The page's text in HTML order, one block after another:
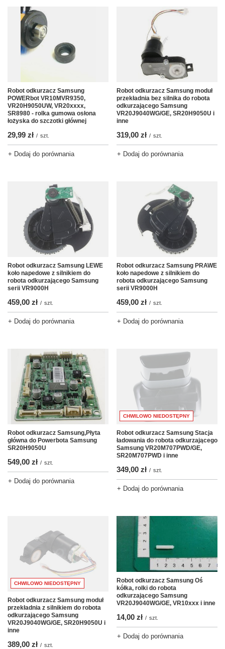
Robot odkurzacz Samsung
POWERbot VR10MVR9350,
VR20H9050UW, VR20xxxx,
SR8980 - rolka gumowa osłona
łożyska do szczotki głównej
29,99 zł / szt.
+ Dodaj do porównania
Robot odkurzacz Samsung moduł
przekładnia bez silnika do robota
odkurzającego Samsung
VR20J9040WG/GE, SR20H9050U i
inne
319,00 zł / szt.
+ Dodaj do porównania
Robot odkurzacz Samsung LEWE
koło napedowe z silnikiem do
robota odkurzającego Samsung
serii VR9000H
459,00 zł / szt.
+ Dodaj do porównania
Robot odkurzacz Samsung PRAWE
koło napedowe z silnikiem do
robota odkurzającego Samsung
serii VR9000H
459,00 zł / szt.
+ Dodaj do porównania
Robot odkurzacz Samsung,Płyta
główna do Powerbota Samsung
SR20H9050U
549,00 zł / szt.
+ Dodaj do porównania
CHWILOWO NIEDOSTĘPNY
Robot odkurzacz Samsung Stacja
ładowania do robota odkurzającego
Samsung VR20M707PWD/GE,
SR20M707PWD i inne
349,00 zł / szt.
+ Dodaj do porównania
CHWILOWO NIEDOSTĘPNY
Robot odkurzacz Samsung moduł
przekładnia z silnikiem do robota
odkurzającego Samsung
VR20J9040WG/GE, SR20H9050U i
inne
389,00 zł / szt.
Robot odkurzacz Samsung Oś
kółka, rolki do robota
odkurzającego Samsung
VR20J9040WG/GE, VR10xxx i inne
14,00 zł / szt.
+ Dodaj do porównania